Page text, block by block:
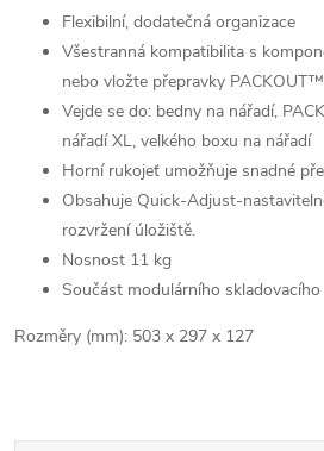
Flexibilní, dodatečná organizace
Všestranná kompatibilita s
nebo vložte přepravky PACKOUT™
Vejde se do: bedny na nářadí,
nářadí XL, velkého boxu na nářadí
Horní rukojeť umožňuje snadné
Obsahuje Quick-Adjust-
rozvržení úložiště.
Nosnost 11 kg
Součást modulárního
Rozměry (mm): 503 x 297 x 127